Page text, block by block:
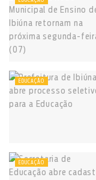
EDUCAÇÃO
EDUCAÇÃO